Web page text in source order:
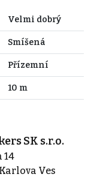
Velmi dobrý
Smíšená
Přízemní
10 m
SK s.r.o.
14
Ves